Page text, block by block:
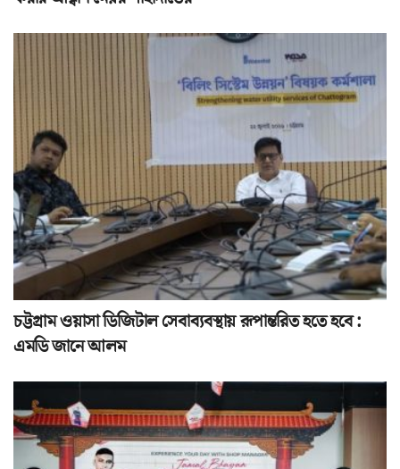
চট্টগ্রাম ওয়াসা ডিজিটাল সেবাব্যবস্থায় রূপান্তরিত হতে হবে :
এমডি জানে আলম